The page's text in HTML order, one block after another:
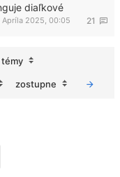
diaľkové
21
Apríla 2025, 00:05
zostupne